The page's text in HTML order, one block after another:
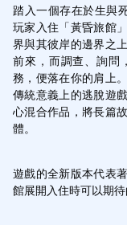
踏入一個存在於生與
玩家入住「黃昏旅館
界與其彼岸的邊界之
前來，而調查、詢問
務，便落在你的肩上
傳統意義上的逃脫遊
心混合作品，將長篇
體。
遊戲的全新版本代表
館展開入住時可以期待